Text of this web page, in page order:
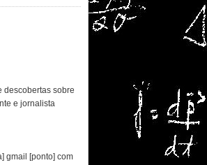
sobre
e jornalista
gmail [ponto] com